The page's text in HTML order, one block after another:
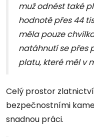
muž odnést také
hodnotě přes 44
měla pouze
natáhnutí se přes
platu, které měl v
Celý prostor
bezpečnostními
snadnou práci.